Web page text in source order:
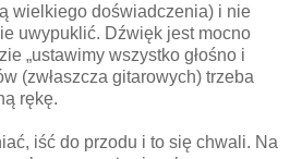
wielkiego doświadczenia) i nie
uwypuklić. Dźwięk jest mocno
„ustawimy wszystko głośno i
(zwłaszcza gitarowych) trzeba
rękę.
iść do przodu i to się chwali. Na